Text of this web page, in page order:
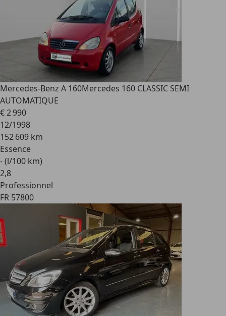
Mercedes-Benz A 160Mercedes 160 CLASSIC SEMI
AUTOMATIQUE
€ 2 990
12/1998
152 609 km
Essence
- (l/100 km)
2,8
Professionnel
FR 57800